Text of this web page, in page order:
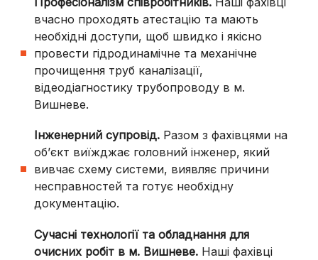
вчасно проходять атестацію та мають
необхідні доступи, щоб швидко і якісно
провести гідродинамічне та механічне
прочищення труб каналізації,
відеодіагностику трубопроводу в м.
Вишневе.
Інженерний супровід. Разом з фахівцями на
об’єкт виїжджає головний інженер, який
вивчає схему системи, виявляє причини
несправностей та готує необхідну
документацію.
Сучасні технології та обладнання для
очисних робіт в м. Вишневе. Наші фахівці